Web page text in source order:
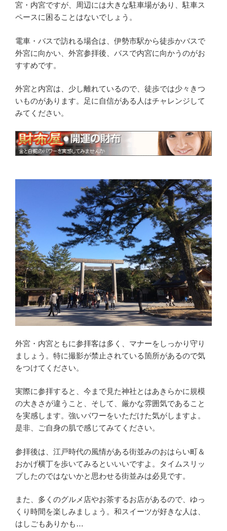
宮・内宮ですが、周辺には大きな駐車場があり、駐車ス
ペースに困ることはないでしょう。
電車・バスで訪れる場合は、伊勢市駅から徒歩かバスで
外宮に向かい、外宮参拝後、バスで内宮に向かうのがお
すすめです。
外宮と内宮は、少し離れているので、徒歩では少々きつ
いものがあります。足に自信がある人はチャレンジして
みてください。
外宮・内宮ともに参拝客は多く、マナーをしっかり守り
ましょう。特に撮影が禁止されている箇所があるので気
をつけてください。
実際に参拝すると、今まで見た神社とはあきらかに規模
の大きさが違うこと、そして、厳かな雰囲気であること
を実感します。強いパワーをいただけた気がしますよ。
是非、ご自身の肌で感じてみてください。
参拝後は、江戸時代の風情がある街並みのおはらい町＆
おかげ横丁を歩いてみるといいいですよ。タイムスリッ
プしたのではないかと思わせる街並みは必見です。
また、多くのグルメ店やお茶するお店があるので、ゆっ
くり時間を楽しみましょう。和スイーツが好きな人は、
はしごもありかも…